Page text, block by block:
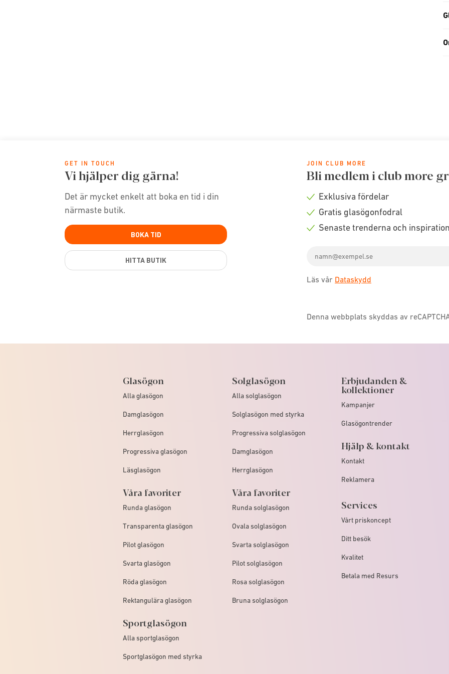
GET IN TOUCH
Vi hjälper dig gärna!
Det är mycket enkelt att boka en tid i din
närmaste butik.
BOKA TID
HITTA BUTIK
JOIN CLUB MORE
Bli medlem i club more
Check
Exklusiva fördelar
Check
Gratis glasögonfodral
Senaste trenderna och
address
Läs vår Dataskydd
Denna webbplats skyddas av
Glasögon
Alla glasögon
Damglasögon
Herrglasögon
Progressiva glasögon
Läsglasögon
Våra favoriter
Runda glasögon
Transparenta glasögon
Pilot glasögon
Svarta glasögon
Röda glasögon
Rektangulära glasögon
Sportglasögon
Alla sportglasögon
Sportglasögon med styrka
Solglasögon
Alla solglasögon
Solglasögon med styrka
Progressiva solglasögon
Damglasögon
Herrglasögon
Våra favoriter
Runda solglasögon
Ovala solglasögon
Svarta solglasögon
Pilot solglasögon
Rosa solglasögon
Bruna solglasögon
Erbjudanden &
kollektioner
Kampanjer
Glasögontrender
Hjälp & kontakt
Kontakt
Reklamera
Services
Vårt priskoncept
Ditt besök
Kvalitet
Betala med Resurs